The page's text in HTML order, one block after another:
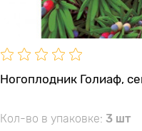
Ногоплодник Голиаф,
Кол-во в упаковке: 3 шт